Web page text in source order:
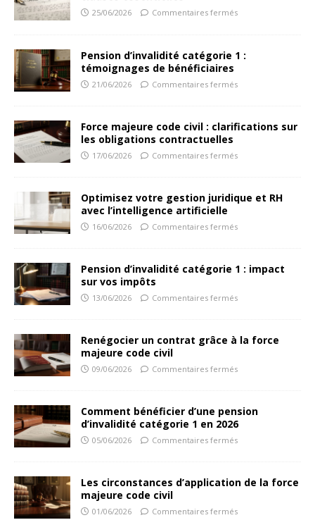
25/06/2026 Commentaires fermés
Pension d’invalidité catégorie 1 :
témoignages de bénéficiaires
21/06/2026 Commentaires fermés
Force majeure code civil : clarifications sur
les obligations contractuelles
17/06/2026 Commentaires fermés
Optimisez votre gestion juridique et RH
avec l’intelligence artificielle
16/06/2026 Commentaires fermés
Pension d’invalidité catégorie 1 : impact
sur vos impôts
13/06/2026 Commentaires fermés
Renégocier un contrat grâce à la force
majeure code civil
09/06/2026 Commentaires fermés
Comment bénéficier d’une pension
d’invalidité catégorie 1 en 2026
05/06/2026 Commentaires fermés
Les circonstances d’application de la force
majeure code civil
01/06/2026 Commentaires fermés